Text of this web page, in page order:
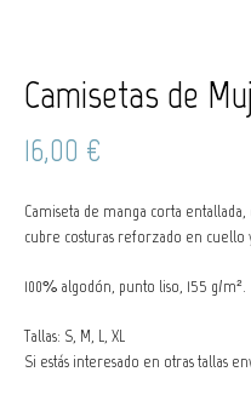
Camisetas de
16,00 €
Camiseta de manga corta
cubre costuras reforzado en cuello
100% algodón, punto liso, 155 g/m².
Tallas: S, M, L, XL
Si estás interesado en otras tallas